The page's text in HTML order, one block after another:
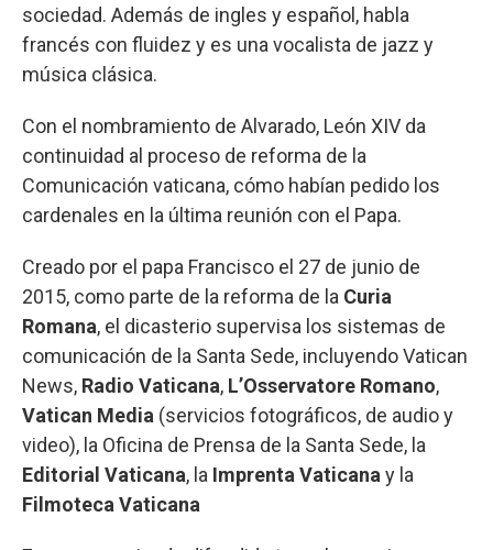
sociedad. Además de ingles y español, habla
francés con fluidez y es una vocalista de jazz y
música clásica.
Con el nombramiento de Alvarado, León XIV da
continuidad al proceso de reforma de la
Comunicación vaticana, cómo habían pedido los
cardenales en la última reunión con el Papa.
Creado por el papa Francisco el 27 de junio de
2015, como parte de la reforma de la Curia
Romana, el dicasterio supervisa los sistemas de
comunicación de la Santa Sede, incluyendo Vatican
News, Radio Vaticana, L’Osservatore Romano,
Vatican Media (servicios fotográficos, de audio y
video), la Oficina de Prensa de la Santa Sede, la
Editorial Vaticana, la Imprenta Vaticana y la
Filmoteca Vaticana